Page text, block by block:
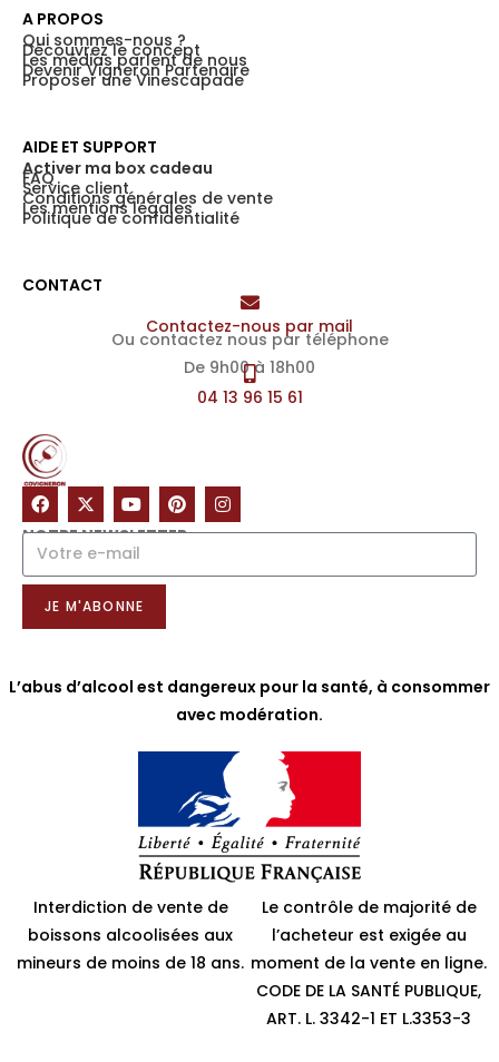
NOTRE NEWSLETTER
JE M'ABONNE
CONTACT
Contactez-nous par mail
Ou contactez nous par téléphone
De 9h00 à 18h00
04 13 96 15 61
AIDE ET SUPPORT
Activer ma box cadeau
FAQ
Service client
Conditions générales de vente
Les mentions légales
Politique de confidentialité
A PROPOS
Qui sommes-nous ?
Découvrez le concept
Les médias parlent de nous
Devenir Vigneron Partenaire
Proposer une Vinescapade
L’abus d’alcool est dangereux pour la santé, à consommer
avec modération.
Interdiction de vente de
boissons alcoolisées aux
mineurs de moins de 18 ans.
Le contrôle de majorité de
l’acheteur est exigée au
moment de la vente en ligne.
CODE DE LA SANTÉ PUBLIQUE,
ART. L. 3342-1 ET L.3353-3